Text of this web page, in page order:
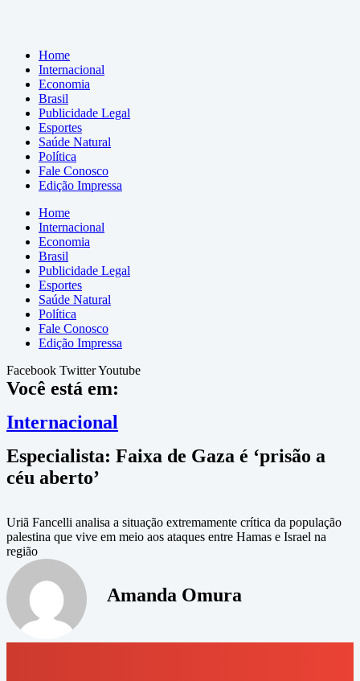
Home
Internacional
Economia
Brasil
Publicidade Legal
Esportes
Saúde Natural
Política
Fale Conosco
Edição Impressa
Home
Internacional
Economia
Brasil
Publicidade Legal
Esportes
Saúde Natural
Política
Fale Conosco
Edição Impressa
Facebook TwitterYoutube
Você está em:
Internacional
Especialista: Faixa de Gaza é ‘prisão a
céu aberto’
Uriã Fancelli analisa a situação extremamente crítica da população
palestina que vive em meio aos ataques entre Hamas e Israel na
região
Amanda Omura